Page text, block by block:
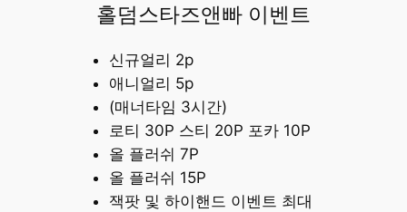
홀덤스타즈앤빠 이벤트
신규얼리 2p
애니얼리 5p
(매너타임 3시간)
로티 30P 스티 20P 포카 10P
올 플러쉬 7P
올 플러쉬 15P
잭팟 및 하이핸드 이벤트 최대